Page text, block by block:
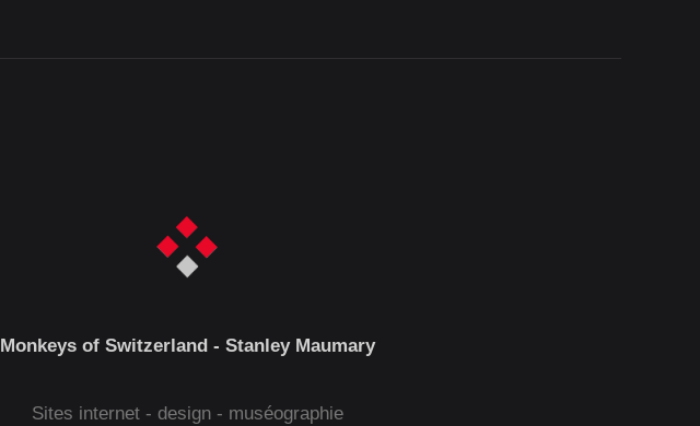
Monkeys of Switzerland - Stanley Maumary
Sites internet - design - muséographie